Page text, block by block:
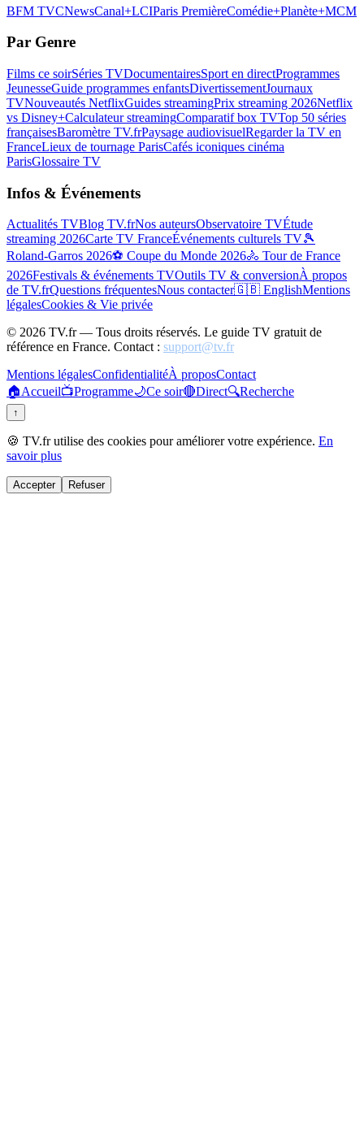
BFM TVCNewsCanal+LCIParis PremièreComédie+Planète+MCM
Par Genre
Films ce soirSéries TVDocumentairesSport en directProgrammes
JeunesseGuide programmes enfantsDivertissementJournaux
TVNouveautés NetflixGuides streamingPrix streaming 2026Netflix
vs Disney+Calculateur streamingComparatif box TVTop 50 séries
françaisesBaromètre TV.frPaysage audiovisuelRegarder la TV en
FranceLieux de tournage ParisCafés iconiques cinéma
ParisGlossaire TV
Infos & Événements
Actualités TVBlog TV.frNos auteursObservatoire TVÉtude
streaming 2026Carte TV FranceÉvénements culturels TV🎾
Roland-Garros 2026⚽ Coupe du Monde 2026🚴 Tour de France
2026Festivals & événements TVOutils TV & conversionÀ propos
de TV.frQuestions fréquentesNous contacter🇬🇧 EnglishMentions
légalesCookies & Vie privée
© 2026 TV.fr — Tous droits réservés. Le guide TV gratuit de
référence en France. Contact : support@tv.fr
Mentions légalesConfidentialitéÀ proposContact
🏠Accueil📺Programme🌙Ce soir🔴Direct🔍Recherche
↑
🍪 TV.fr utilise des cookies pour améliorer votre expérience. En
savoir plus
Accepter Refuser